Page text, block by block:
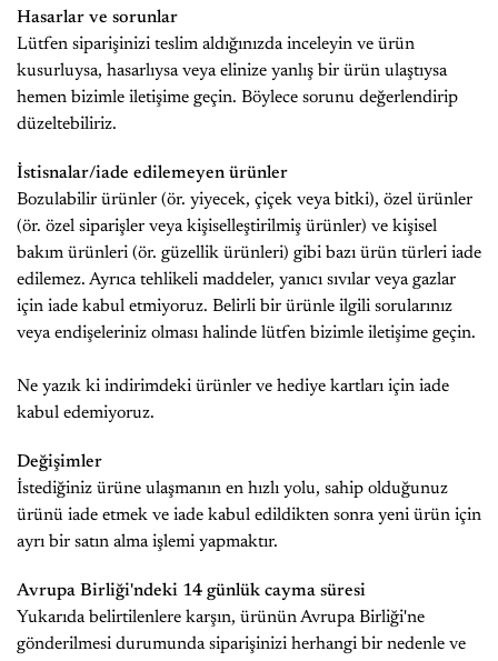
Hasarlar ve sorunlar
Lütfen siparişinizi teslim aldığınızda inceleyin ve ürün
kusurluysa, hasarlıysa veya elinize yanlış bir ürün ulaştıysa
hemen bizimle iletişime geçin. Böylece sorunu değerlendirip
düzeltebiliriz.
İstisnalar/iade edilemeyen ürünler
Bozulabilir ürünler (ör. yiyecek, çiçek veya bitki), özel ürünler
(ör. özel siparişler veya kişiselleştirilmiş ürünler) ve kişisel
bakım ürünleri (ör. güzellik ürünleri) gibi bazı ürün türleri iade
edilemez. Ayrıca tehlikeli maddeler, yanıcı sıvılar veya gazlar
için iade kabul etmiyoruz. Belirli bir ürünle ilgili sorularınız
veya endişeleriniz olması halinde lütfen bizimle iletişime geçin.
Ne yazık ki indirimdeki ürünler ve hediye kartları için iade
kabul edemiyoruz.
Değişimler
İstediğiniz ürüne ulaşmanın en hızlı yolu, sahip olduğunuz
ürünü iade etmek ve iade kabul edildikten sonra yeni ürün için
ayrı bir satın alma işlemi yapmaktır.
Avrupa Birliği'ndeki 14 günlük cayma süresi
Yukarıda belirtilenlere karşın, ürünün Avrupa Birliği'ne
gönderilmesi durumunda siparişinizi herhangi bir nedenle ve